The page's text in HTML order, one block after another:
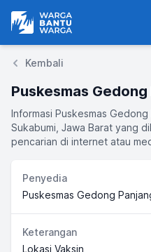
Warga Bantu Warga
Kembali
Puskesmas Gedong
Informasi Puskesmas
Sukabumi, Jawa Barat yang
pencarian di internet atau
Penyedia
Puskesmas Gedong
Keterangan
Lokasi Vaksin